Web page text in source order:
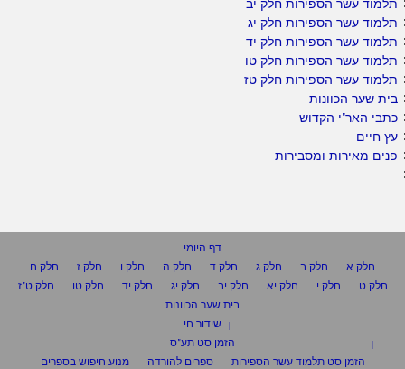
תלמוד עשר הספירות חלק יב
תלמוד עשר הספירות חלק יג
תלמוד עשר הספירות חלק יד
תלמוד עשר הספירות חלק טו
תלמוד עשר הספירות חלק טז
בית שער הכוונות
כתבי האר"י הקדוש
עץ חיים
פנים מאירות ומסבירות
דף היומי
חלק א
חלק ב חלק ג חלק ד חלק ה חלק ו חלק ז
חלק ח
חלק ט
חלק י חלק יא חלק יב חלק יג חלק יד חלק טו
חלק ט"ז
בית שער הכוונות
שידור חי
הזמן סט תע"ס
הזמן סט תלמוד עשר הספירות
ספרים להורדה
מנוע חיפוש בספרים